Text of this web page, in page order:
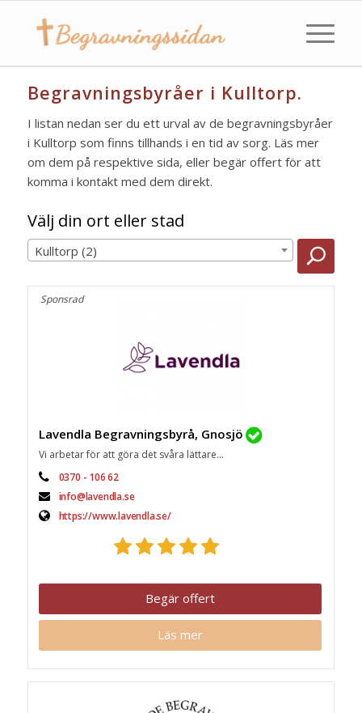
Begravningsbyråer i Kulltorp.
I listan nedan ser du ett urval av de begravningsbyråer
i Kulltorp som finns tillhands i en tid av sorg. Läs mer
om dem på respektive sida, eller begär offert för att
komma i kontakt med dem direkt.
Välj din ort eller stad
Kulltorp (2)
Sponsrad
Lavendla Begravningsbyrå, Gnosjö
Vi arbetar för att göra det svåra lättare...
0370 - 106 62
info@lavendla.se
https://www.lavendla.se/
Begär offert
Läs mer